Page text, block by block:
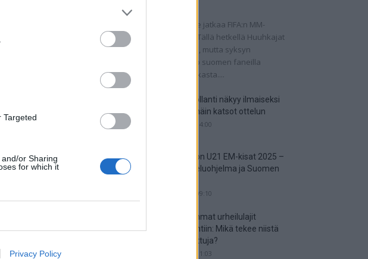
Targeted
or Sharing
for which it
Privacy Policy
kun
voiton
jälkeen.
joukkueensa
Gliwice.
22.09.2025 11:20
Suomen miesten maajoukkue jatkaa FIFA:n MM-
karsintoja vaihtelevin ottein. Tällä hetkellä Huuhkajat
ovat kolmantena lohkossaan, mutta syksyn
ratkaisuottelut kertovat, onko suomen faneilla
realistista unelmoida kisapaikasta....
Suomi-Hollanti näkyy ilmaiseksi
TV:stä – näin katsot ottelun
06.06.2025 14:00
Jalkapallon U21 EM-kisat 2025 –
tässä otteluohjelma ja Suomen
18.05.2025 09:10
Suosituimmat urheilulajit
vedonlyöntiin: Mikä tekee niistä
niin suosittuja?
05.05.2025 11:03